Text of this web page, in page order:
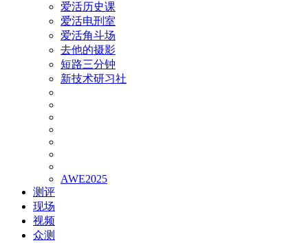
爱活历史课
爱活电刑室
爱活角斗场
去他的摄影
短路三分钟
新技术研习社
AWE2025
测评
现场
视频
众测